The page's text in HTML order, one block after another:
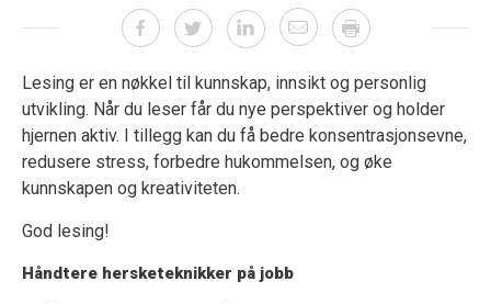
Lesing er en nøkkel til kunnskap, innsikt og personlig
utvikling. Når du leser får du nye perspektiver og holder
hjernen aktiv. I tillegg kan du få bedre konsentrasjonsevne,
redusere stress, forbedre hukommelsen, og øke
kunnskapen og kreativiteten.
God lesing!
Håndtere hersketeknikker på jobb